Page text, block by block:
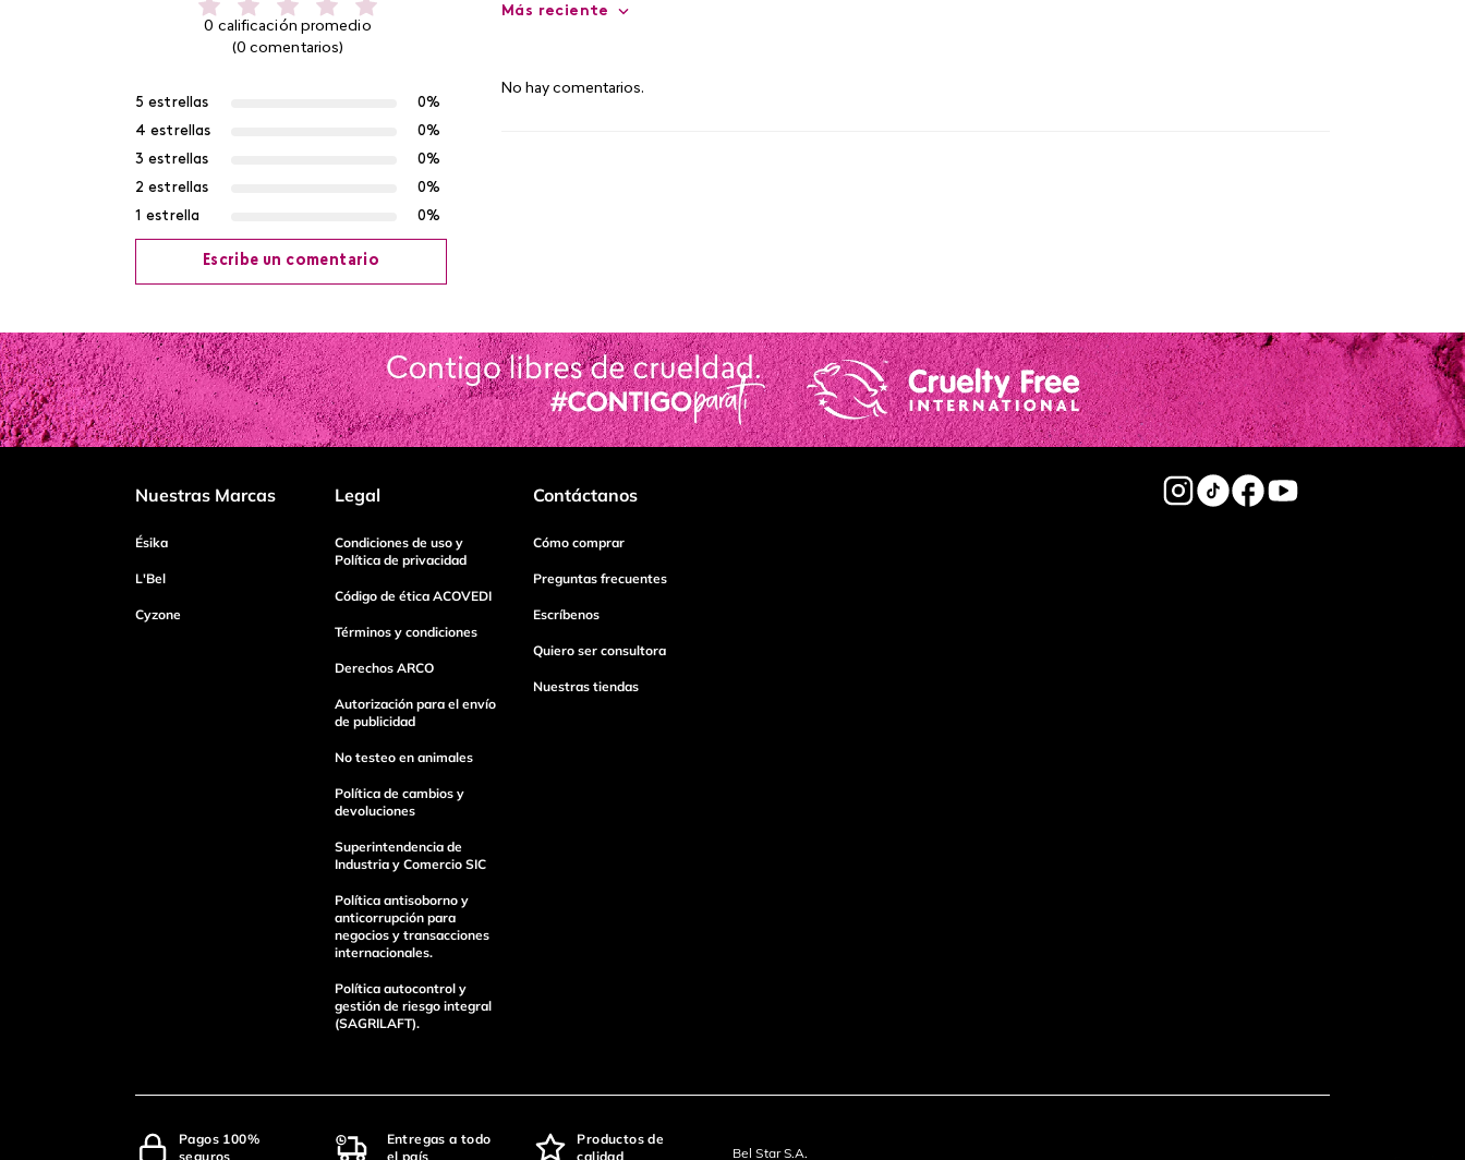
0 calificación promedio
(0 comentarios)
5 estrellas
0%
4 estrellas
0%
3 estrellas
0%
2 estrellas
0%
1 estrella
0%
Escribe un comentario
Agregar comentario
Título
Tu nombre
Dirección de email
enviar comentario
Más reciente
No hay comentarios.
Nuestras Marcas
Ésika
L'Bel
Cyzone
Legal
Condiciones de uso y
Política de privacidad
Código de ética ACOVEDI
Términos y condiciones
Derechos ARCO
Autorización para el envío
de publicidad
No testeo en animales
Política de cambios y
devoluciones
Superintendencia de
Industria y Comercio SIC
Política antisoborno y
anticorrupción para
negocios y transacciones
internacionales.
Política autocontrol y
gestión de riesgo integral
(SAGRILAFT).
Contáctanos
Cómo comprar
Preguntas frecuentes
Escríbenos
Quiero ser consultora
Nuestras tiendas
Pagos 100%
seguros
Entregas a todo
el país
Productos de
calidad
Bel Star S.A.